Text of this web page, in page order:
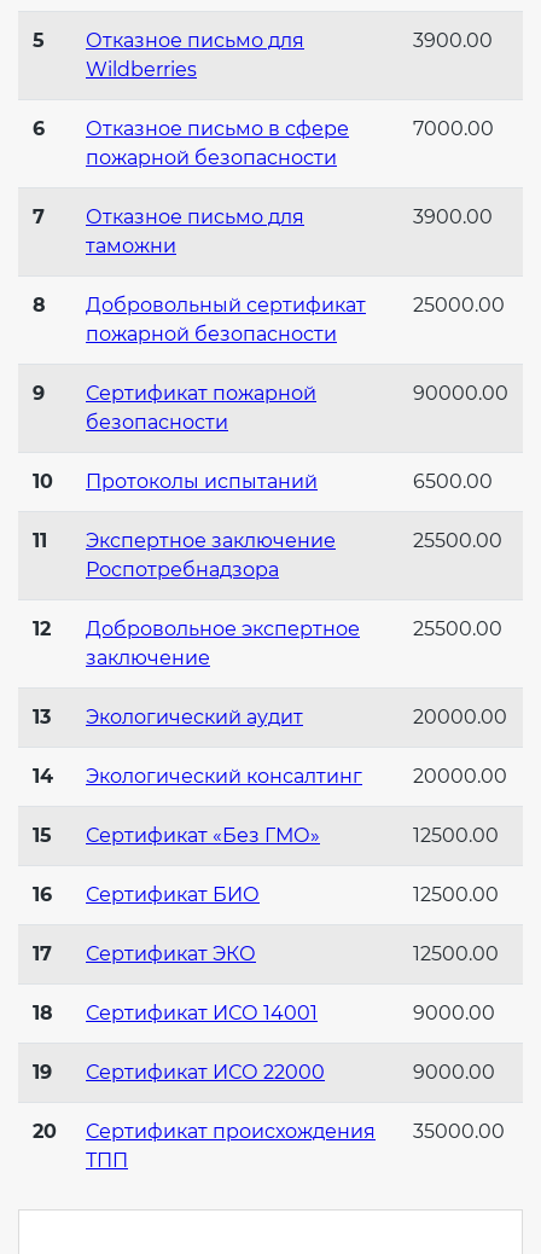
5
Отказное письмо для
Wildberries
3900.00
6
Отказное письмо в сфере
пожарной безопасности
7000.00
7
Отказное письмо для
таможни
3900.00
8
Добровольный сертификат
пожарной безопасности
25000.00
9
Сертификат пожарной
безопасности
90000.00
10 Протоколы испытаний 6500.00
11
Экспертное заключение
Роспотребнадзора
25500.00
12
Добровольное экспертное
заключение
25500.00
13 Экологический аудит 20000.00
14 Экологический консалтинг 20000.00
15 Сертификат «Без ГМО» 12500.00
16 Сертификат БИО 12500.00
17 Сертификат ЭКО 12500.00
18 Сертификат ИСО 14001 9000.00
19 Сертификат ИСО 22000 9000.00
20
Сертификат происхождения
ТПП
35000.00